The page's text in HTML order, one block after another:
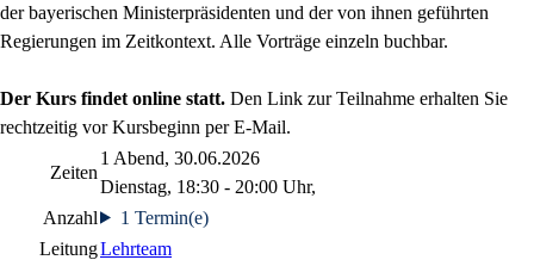
der bayerischen Ministerpräsidenten und der von ihnen geführten
Regierungen im Zeitkontext. Alle Vorträge einzeln buchbar.
Der Kurs findet online statt. Den Link zur Teilnahme erhalten Sie
rechtzeitig vor Kursbeginn per E-Mail.
Zeiten
1 Abend, 30.06.2026
Dienstag, 18:30 - 20:00 Uhr,
Anzahl
1 Termin(e)
LeitungLehrteam